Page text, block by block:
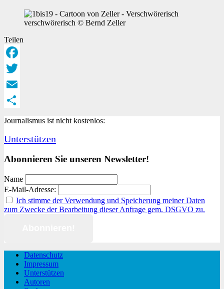
verschwörerisch © Bernd Zeller
Teilen
Facebook
Twitter
Email
Teilen
Journalismus ist nicht kostenlos:
Unterstützen
Abonnieren Sie unseren Newsletter!
Name
E-Mail-Adresse:
Ich stimme der Verwendung und Speicherung meiner Daten
zum Zwecke der Bearbeitung dieser Anfrage gem. DSGVO zu.
Datenschutz
Impressum
Unterstützen
Autoren